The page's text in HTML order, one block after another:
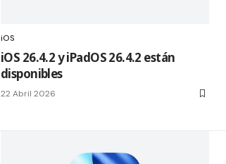
iOS
iOS 26.4.2 y iPadOS 26.4.2 están
disponibles
22 Abril 2026